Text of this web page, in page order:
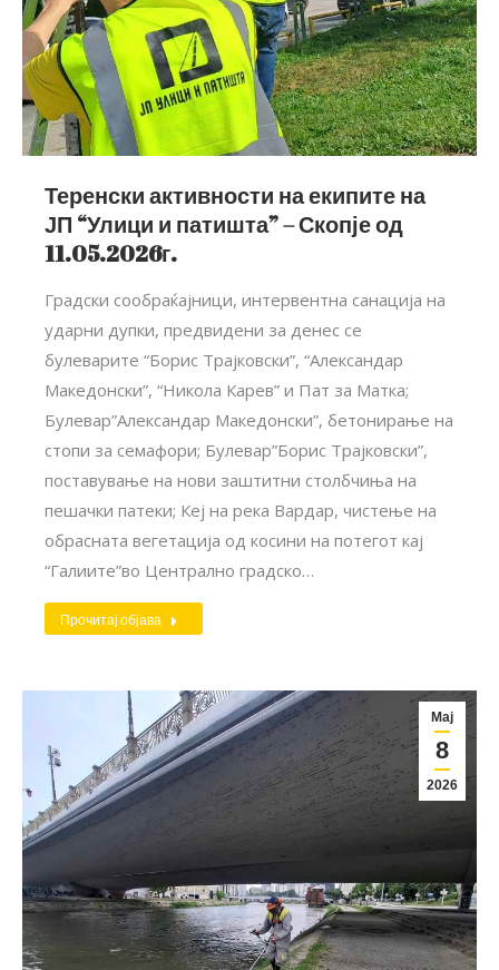
Теренски активности на екипите на
ЈП “Улици и патишта” – Скопје од
11.05.2026г.
Градски сообраќајници, интервентна санација на
ударни дупки, предвидени за денес се
булеварите “Борис Трајковски”, “Александар
Македонски”, “Никола Карев” и Пат за Матка;
Булевар”Александар Македонски”, бетонирање на
стопи за семафори; Булевар”Борис Трајковски”,
поставување на нови заштитни столбчиња на
пешачки патеки; Кеј на река Вардар, чистење на
обрасната вегетација од косини на потегот кај
“Галиите”во Централно градско…
Прочитај објава
Мај
8
2026